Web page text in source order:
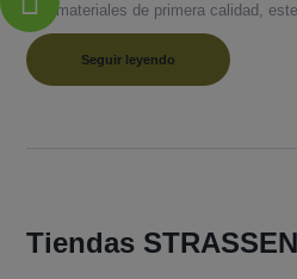
con materiales de primera calidad,
Seguir leyendo
Tiendas